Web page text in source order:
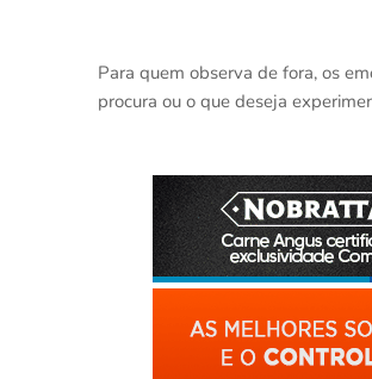
Para quem observa de fora, os
procura ou o que deseja